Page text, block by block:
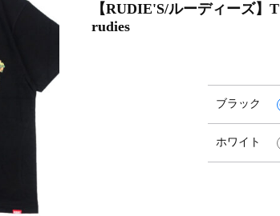
【RUDIE'S/ルーディーズ】
rudies
ブラック
ホワイト